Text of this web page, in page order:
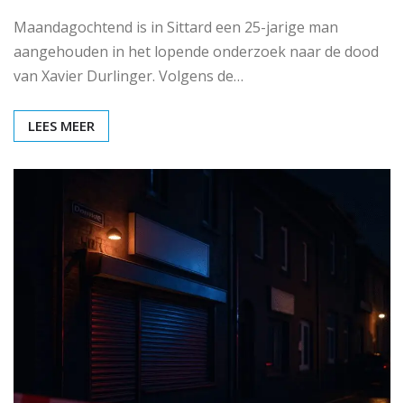
Maandagochtend is in Sittard een 25-jarige man
aangehouden in het lopende onderzoek naar de dood
van Xavier Durlinger. Volgens de…
LEES MEER